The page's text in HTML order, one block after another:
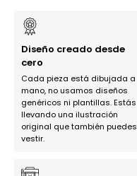
Diseño creado desde
cero
Cada pieza está dibujada a
mano, no usamos diseños
genéricos ni plantillas. Estás
llevando una ilustración
original que también puedes
vestir.